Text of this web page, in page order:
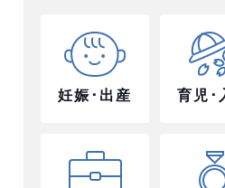
妊娠･出産 育児･